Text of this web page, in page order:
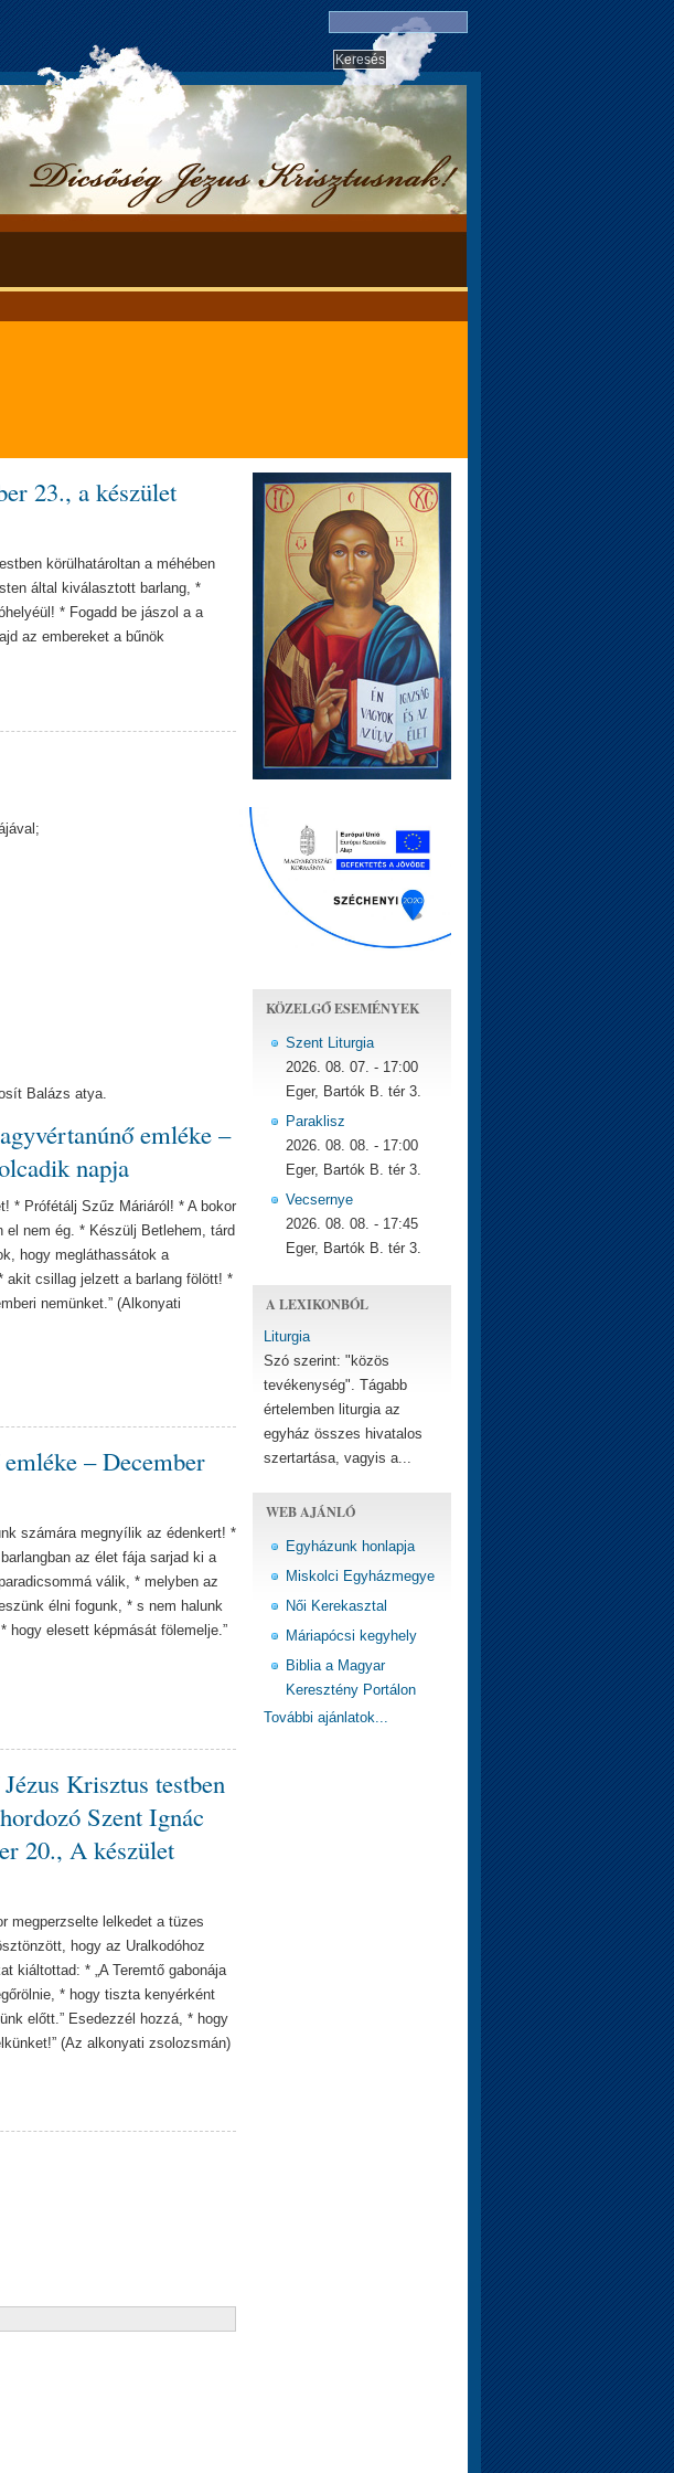
23., a készület
körülhatároltan a méhében
által kiválasztott barlang, *
* Fogadd be jászol a a
az embereket a bűnök
Balázs atya.
emléke –
napja
* Prófétálj Szűz Máriáról! * A bokor
el nem ég. * Készülj Betlehem, tárd
hogy megláthassátok a
akit csillag jelzett a barlang fölött! *
nemünket.” (Alkonyati
– December
számára megnyílik az édenkert! *
az élet fája sarjad ki a
válik, * melyben az
élni fogunk, * s nem halunk
elesett képmását fölemelje.”
Krisztus testben
Szent Ignác
20., A készület
megperzselte lelkedet a tüzes
hogy az Uralkodóhoz
kiáltottad: * „A Teremtő gabonája
* hogy tiszta kenyérként
előtt.” Esedezzél hozzá, * hogy
(Az alkonyati zsolozsmán)
KÖZELGŐ ESEMÉNYEK
Szent Liturgia
2026. 08. 07. - 17:00
Eger, Bartók B. tér 3.
Paraklisz
2026. 08. 08. - 17:00
Eger, Bartók B. tér 3.
Vecsernye
2026. 08. 08. - 17:45
Eger, Bartók B. tér 3.
A LEXIKONBÓL
Liturgia
Szó szerint: "közös
tevékenység". Tágabb
értelemben liturgia az
egyház összes hivatalos
szertartása, vagyis a...
WEB AJÁNLÓ
Egyházunk honlapja
Miskolci Egyházmegye
Női Kerekasztal
Máriapócsi kegyhely
Biblia a Magyar
Keresztény Portálon
További ajánlatok...